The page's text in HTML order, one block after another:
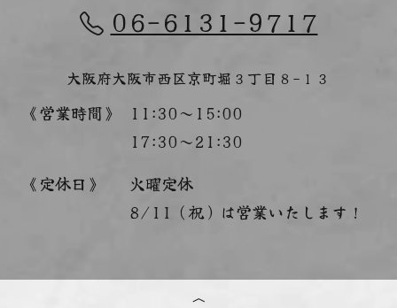
06-6131-9717
大阪府大阪市西区京町堀３丁目８−１３
《営業時間》
11:30～15:00
17:30～21:30
《定休日》
火曜定休
8/11（祝）は営業いたします！